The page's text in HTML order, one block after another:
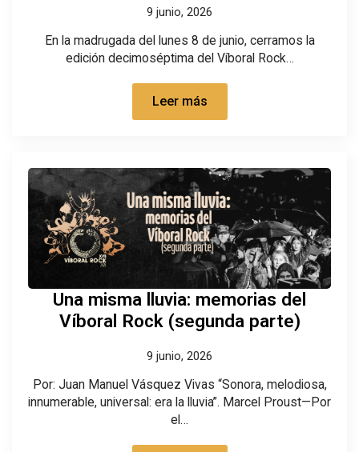
9 junio, 2026
En la madrugada del lunes 8 de junio, cerramos la
edición decimoséptima del Víboral Rock…
Leer más
Una misma lluvia: memorias del
Víboral Rock (segunda parte)
9 junio, 2026
Por: Juan Manuel Vásquez Vivas “Sonora, melodiosa,
innumerable, universal: era la lluvia”. Marcel Proust—Por
el…